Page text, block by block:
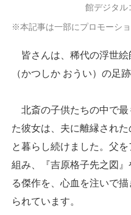
館デジタル
※本記事は一部にプロモーシ
皆さんは、稀代の浮世絵
（かつしか おうい）の足
北斎の子供たちの中で最
た彼女は、夫に離縁され
と暮らし続けました。父
組み、『吉原格子先之図
る傑作を、心血を注いで
られています。